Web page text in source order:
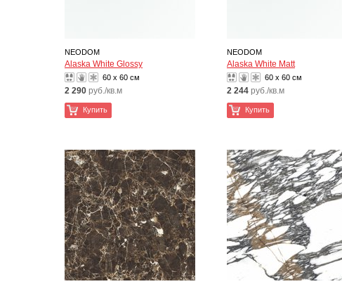
NEODOM
Alaska White Glossy
60 x 60 см
2 290 руб./кв.м
Купить
NEODOM
Alaska White Matt
60 x 60 см
2 244 руб./кв.м
Купить